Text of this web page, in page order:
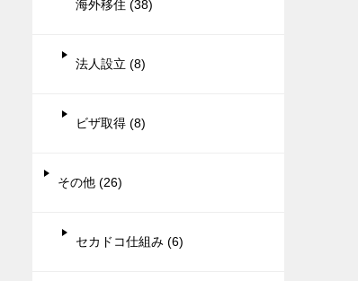
海外移住 (38)
法人設立 (8)
ビザ取得 (8)
その他 (26)
セカドコ仕組み (6)